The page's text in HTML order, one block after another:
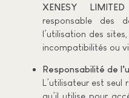
XENESY LIMITED
responsable des
l’utilisation des
incompatibilités ou
Responsabilité de
L’utilisateur est seul